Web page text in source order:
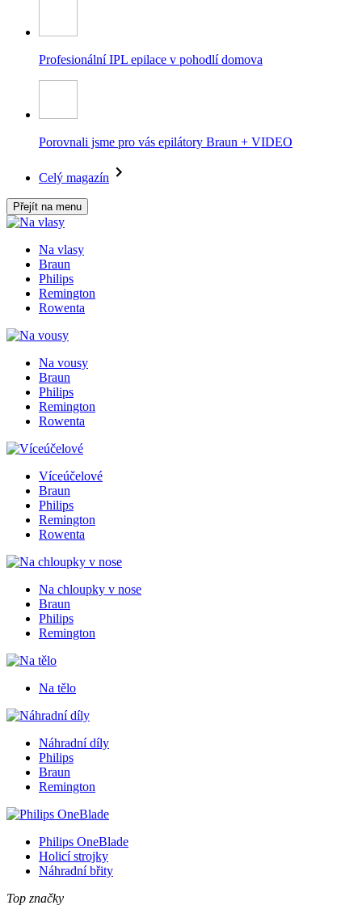
Profesionální IPL epilace v pohodlí domova
Porovnali jsme pro vás epilátory Braun + VIDEO
Celý magazín
Přejít na menu
Na vlasy
Braun
Philips
Remington
Rowenta
Na vousy
Braun
Philips
Remington
Rowenta
Víceúčelové
Braun
Philips
Remington
Rowenta
Na chloupky v nose
Braun
Philips
Remington
Na tělo
Náhradní díly
Philips
Braun
Remington
Philips OneBlade
Holicí strojky
Náhradní břity
Top značky